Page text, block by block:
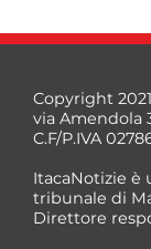
Copyright
via Amendola
C.F/P.IVA
ItacaNotizie è
tribunale di
Direttore